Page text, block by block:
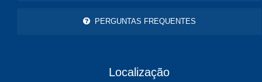
PERGUNTAS FREQUENTES
Localização